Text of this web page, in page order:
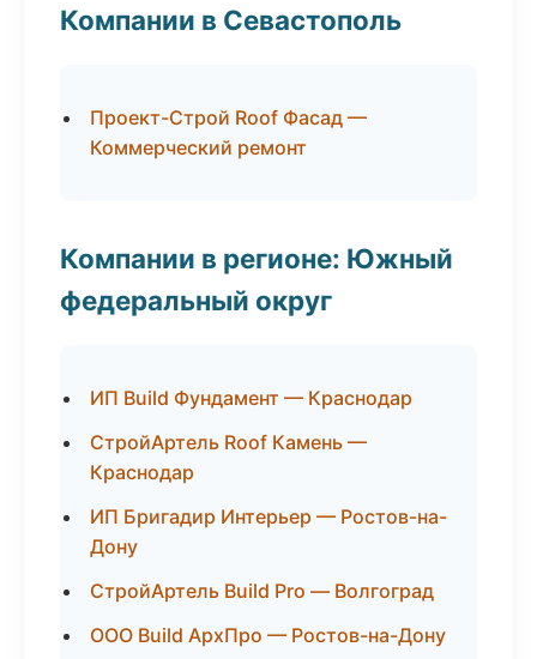
Компании в Севастополь
Проект-Строй Roof Фасад —
Коммерческий ремонт
Компании в регионе: Южный
федеральный округ
ИП Build Фундамент — Краснодар
СтройАртель Roof Камень —
Краснодар
ИП Бригадир Интерьер — Ростов-на-
Дону
СтройАртель Build Pro — Волгоград
ООО Build АрхПро — Ростов-на-Дону